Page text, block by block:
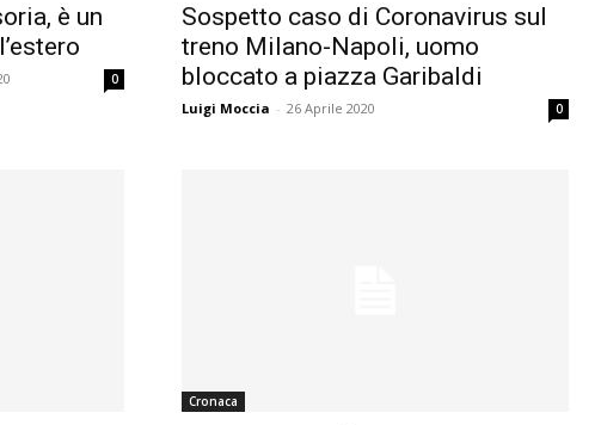
è un
0
Sospetto caso di Coronavirus sul
treno Milano-Napoli, uomo
bloccato a piazza Garibaldi
Luigi Moccia - 26 Aprile 2020 0
Cronaca